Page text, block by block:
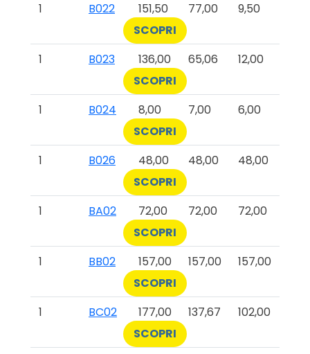
1
B022 151,50 77,00
9,50
SCOPRI
1
B023 136,00 65,06
12,00
SCOPRI
1
B024 8,00 7,00
6,00
SCOPRI
1
B026 48,00 48,00
48,00
SCOPRI
1
BA02 72,00 72,00
72,00
SCOPRI
1
BB02 157,00 157,00
157,00
SCOPRI
1
BC02 177,00 137,67
102,00
SCOPRI